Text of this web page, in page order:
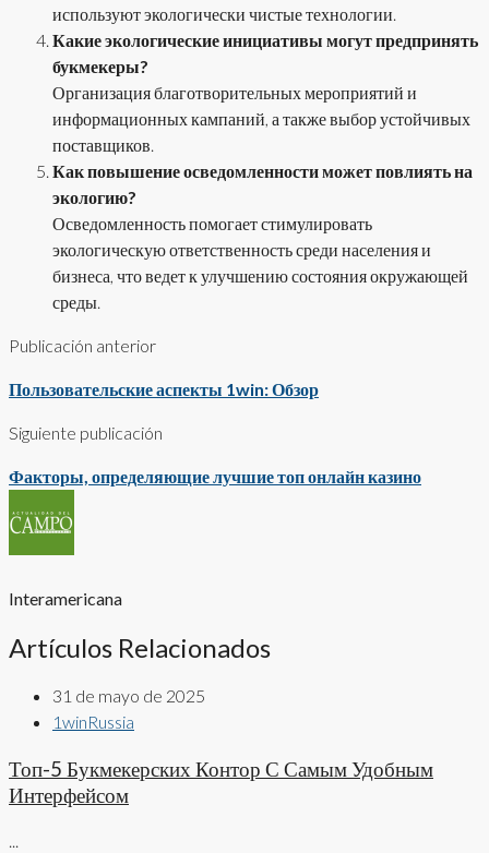
используют экологически чистые технологии.
Какие экологические инициативы могут предпринять
букмекеры?
Организация благотворительных мероприятий и
информационных кампаний, а также выбор устойчивых
поставщиков.
Как повышение осведомленности может повлиять на
экологию?
Осведомленность помогает стимулировать
экологическую ответственность среди населения и
бизнеса, что ведет к улучшению состояния окружающей
среды.
Publicación anterior
Пользовательские аспекты 1win: Обзор
Siguiente publicación
Факторы, определяющие лучшие топ онлайн казино
Interamericana
Artículos Relacionados
31 de mayo de 2025
1winRussia
Топ-5 Букмекерских Контор С Самым Удобным
Интерфейсом
...